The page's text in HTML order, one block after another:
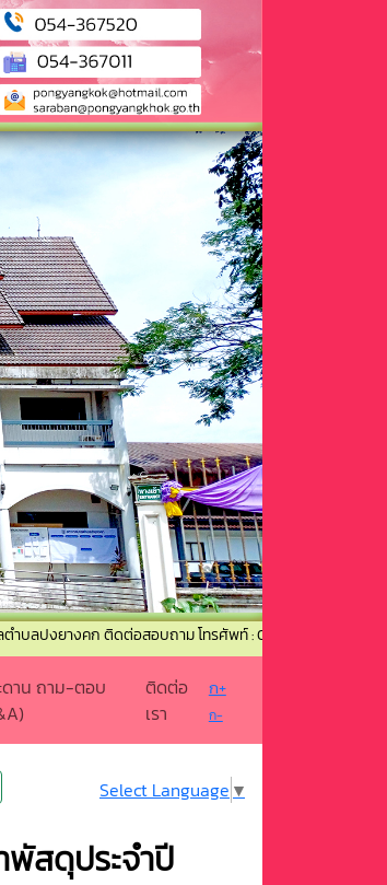
ก ติดต่อสอบถาม โทรศัพท์ : 054-367520 โทรสาร : 054-
ดาน ถาม-ตอบ
ติดต่อ
เรา
ก+
ก-
Select Language ▼
สดุประจำปี